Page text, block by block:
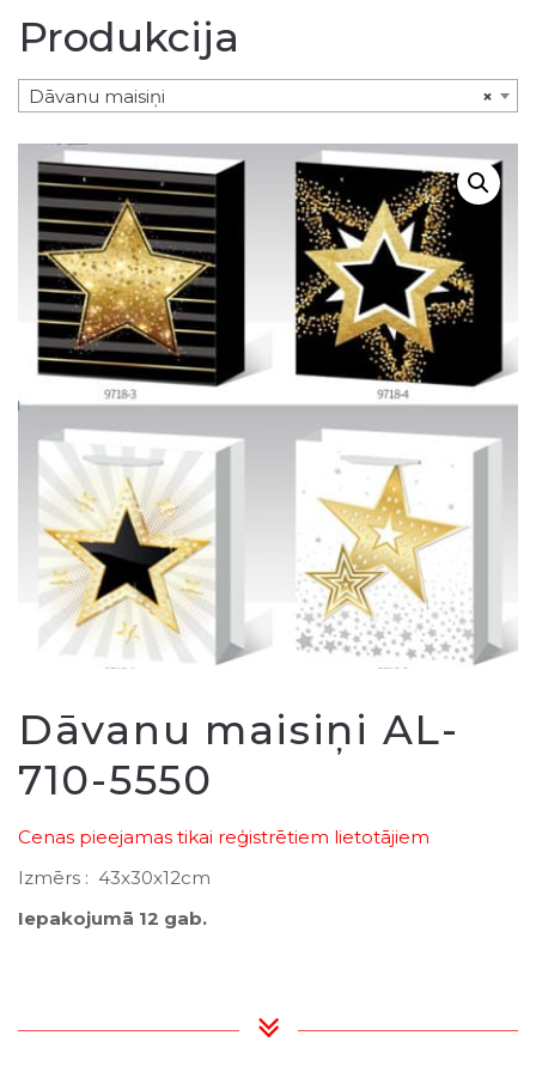
Produkcija
×
Dāvanu maisiņi
Dāvanu maisiņi AL-
710-5550
Cenas pieejamas tikai reģistrētiem lietotājiem
Izmērs : 43x30x12cm
Iepakojumā 12 gab.